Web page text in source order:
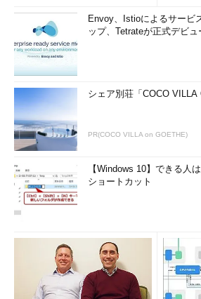
Envoy、Istioによるサービ
ップ、Tetrateが正式デビュ
シェア別荘「COCO VILLA
PR(COCO VILLA on GOETHE)
【Windows 10】できる人
ショートカット